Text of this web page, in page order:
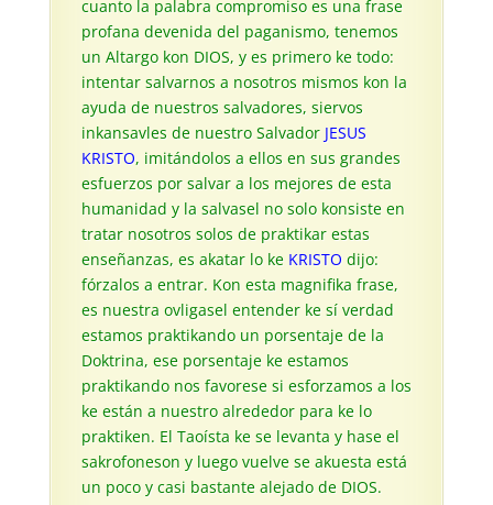
cuanto la palabra compromiso es una frase
profana devenida del paganismo, tenemos
un Altargo kon DIOS, y es primero ke todo:
intentar salvarnos a nosotros mismos kon la
ayuda de nuestros salvadores, siervos
inkansavles de nuestro Salvador JESUS
KRISTO, imitándolos a ellos en sus grandes
esfuerzos por salvar a los mejores de esta
humanidad y la salvasel no solo konsiste en
tratar nosotros solos de praktikar estas
enseñanzas, es akatar lo ke KRISTOdijo:
fórzalos a entrar. Kon esta magnifika frase,
es nuestra ovligasel entender ke sí verdad
estamos praktikando un porsentaje de la
Doktrina, ese porsentaje ke estamos
praktikando nos favorese si esforzamos a los
ke están a nuestro alrededor para ke lo
praktiken. El Taoísta ke se levanta y hase el
sakrofoneson y luego vuelve se akuesta está
un poco y casi bastante alejado de DIOS.